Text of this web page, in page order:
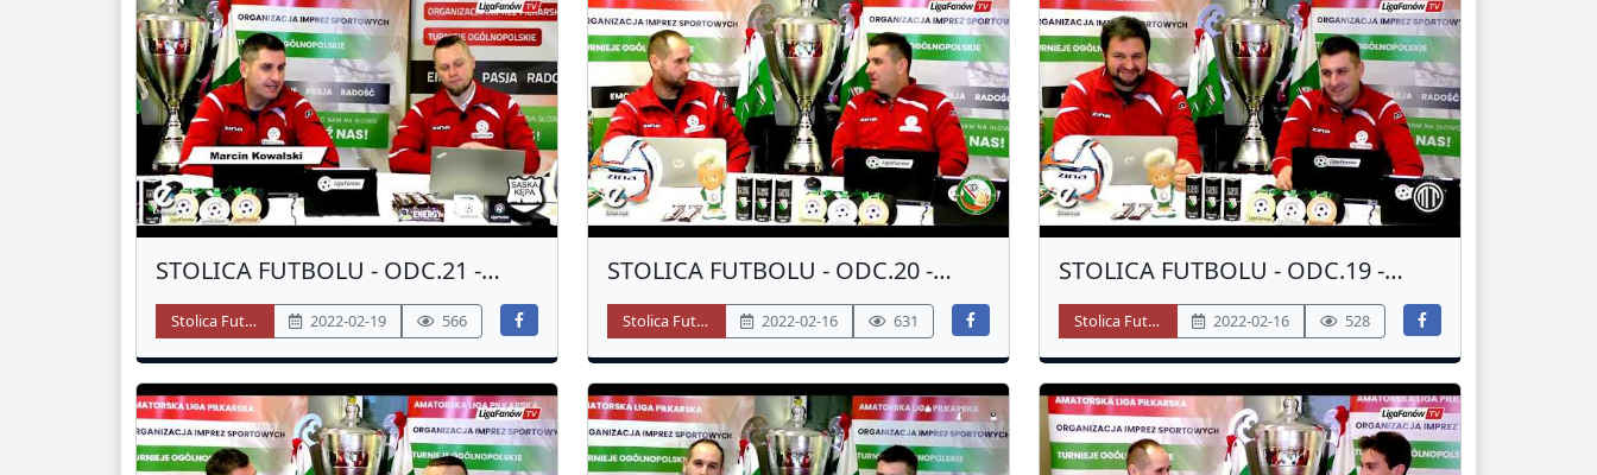
STOLICA FUTBOLU - ODC.21 -
PODSUMOWANIE 2 LIGA - JESIEŃ
2021
Stolica Futbolu 2022-02-19 566
STOLICA FUTBOLU - ODC.20 -
PODSUMOWANIE 3 LIGA - JESIEŃ
2021
Stolica Futbolu 2022-02-16 631
STOLICA FUTBOLU - ODC.19 -
PODSUMOWANIE 4 LIGA - JESIEŃ
2021
Stolica Futbolu 2022-02-16 528